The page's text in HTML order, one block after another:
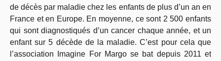
de décès par maladie chez les enfants de plus d’un an en
France et en Europe. En moyenne, ce sont 2 500 enfants
qui sont diagnostiqués d’un cancer chaque année, et un
enfant sur 5 décède de la maladie. C’est pour cela que
l’association Imagine For Margo se bat depuis 2011 et